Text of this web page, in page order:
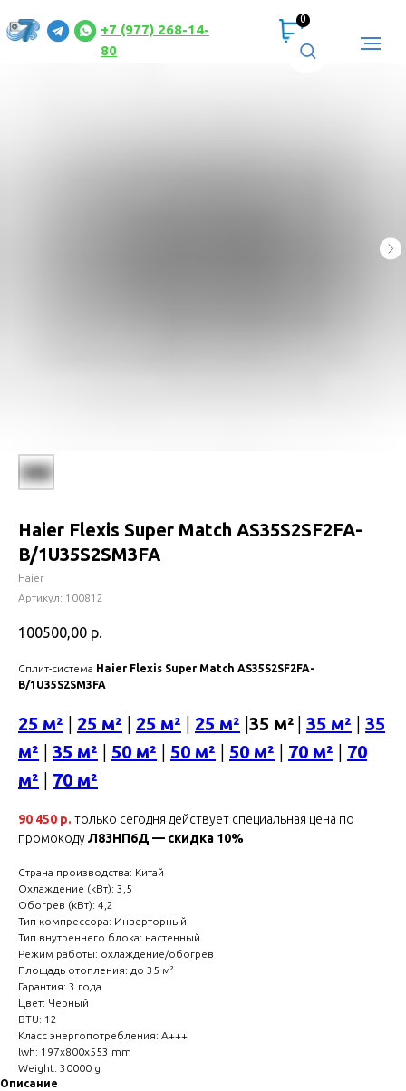
+7 (977) 268-14-
80
0
Haier Flexis Super Match AS35S2SF2FA-
B/1U35S2SM3FA
Haier
Артикул: 100812
100500,00 р.
Сплит-система Haier Flexis Super Match AS35S2SF2FA-
B/1U35S2SM3FA
25 м² 25 м² 25 м² 25 м² 35 м² 35 м²
35
м²
35 м² 50 м² 50 м² 50 м² 70 м²
70
м²
70 м²
90 450 р. только сегодня действует специальная цена по
промокодуЛ83НП6Д — скидка 10%
Страна производства: Китай
Охлаждение (кВт): 3,5
Обогрев (кВт): 4,2
Тип компрессора: Инверторный
Тип внутреннего блока: настенный
Режим работы: охлаждение/обогрев
Площадь отопления: до 35 м²
Гарантия: 3 года
Цвет: Черный
BTU: 12
Класс энергопотребления: A+++
lwh: 197x800x553 mm
Weight: 30000 g
Описание